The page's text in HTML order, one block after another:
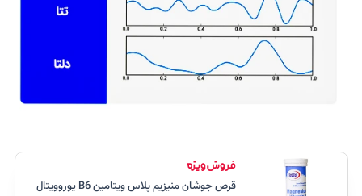
قرص جوشان منیزیم پلاس ویتامین B6 یوروویتال